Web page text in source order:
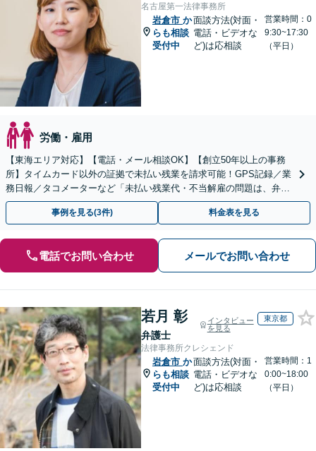
名古屋第一法律事務所
岩倉市 か
らも相談
受付中
面談方法(対面・
電話・ビデオな
ど)は応相談
営業時間：0
9:30~17:30
（平日）
労働・雇用
【東海エリア対応】【電話・メール相談OK】【創立50年以上の事務
所】タイムカード以外の証拠で未払い残業を請求可能！GPS記録／業
務日報／タコメーターなど「未払い残業代・不当解雇の問題は、弁護
士に相談して適切に対処しましょう」【初回相談無料】
事例を見る(3件) 料金表を見る
電話でお問い合わせ メールでお問い合わせ
若月 彰
弁護士
インタビュー
を見る
東京都
法律事務所クレシェンド
岩倉市 か
らも相談
受付中
面談方法(対面・
電話・ビデオな
ど)は応相談
営業時間：1
0:00~18:00
（平日）